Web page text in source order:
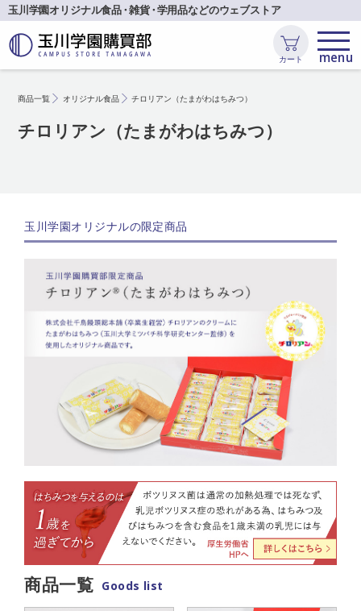
カート
玉川学園オリジナル食品・雑貨・学用品などのウェブストア
商品一覧 オリジナル食品 チロリアン（たまがわはちみつ）
チロリアン（たまがわはちみつ）
玉川学園オリジナルの限定商品
商品一覧 Goods list